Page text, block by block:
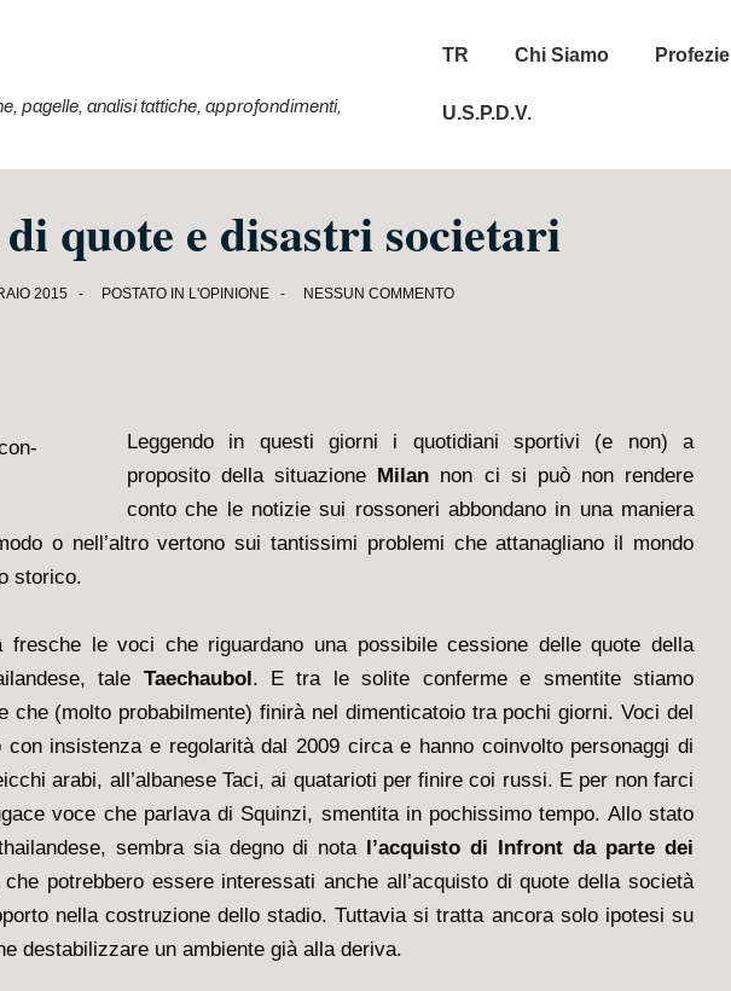
pagelle, analisi tattiche, approfondimenti,
Menu
TR Chi Siamo Profezie
U.S.P.D.V.
quote e disastri societari
2015 POSTATO IN L'OPINIONE NESSUN COMMENTO
Leggendo in questi giorni i quotidiani sportivi (e non) a
proposito della situazione Milan non ci si può non rendere
conto che le notizie sui rossoneri abbondano in una maniera
o nell’altro vertono sui tantissimi problemi che attanagliano il mondo
storico.
fresche le voci che riguardano una possibile cessione delle quote della
tale Taechaubol. E tra le solite conferme e smentite stiamo
che (molto probabilmente) finirà nel dimenticatoio tra pochi giorni. Voci del
insistenza e regolarità dal 2009 circa e hanno coinvolto personaggi di
arabi, all’albanese Taci, ai quatarioti per finire coi russi. E per non farci
voce che parlava di Squinzi, smentita in pochissimo tempo. Allo stato
sembra sia degno di nota l’acquisto di Infront da parte dei
che potrebbero essere interessati anche all’acquisto di quote della società
nella costruzione dello stadio. Tuttavia si tratta ancora solo ipotesi su
destabilizzare un ambiente già alla deriva.